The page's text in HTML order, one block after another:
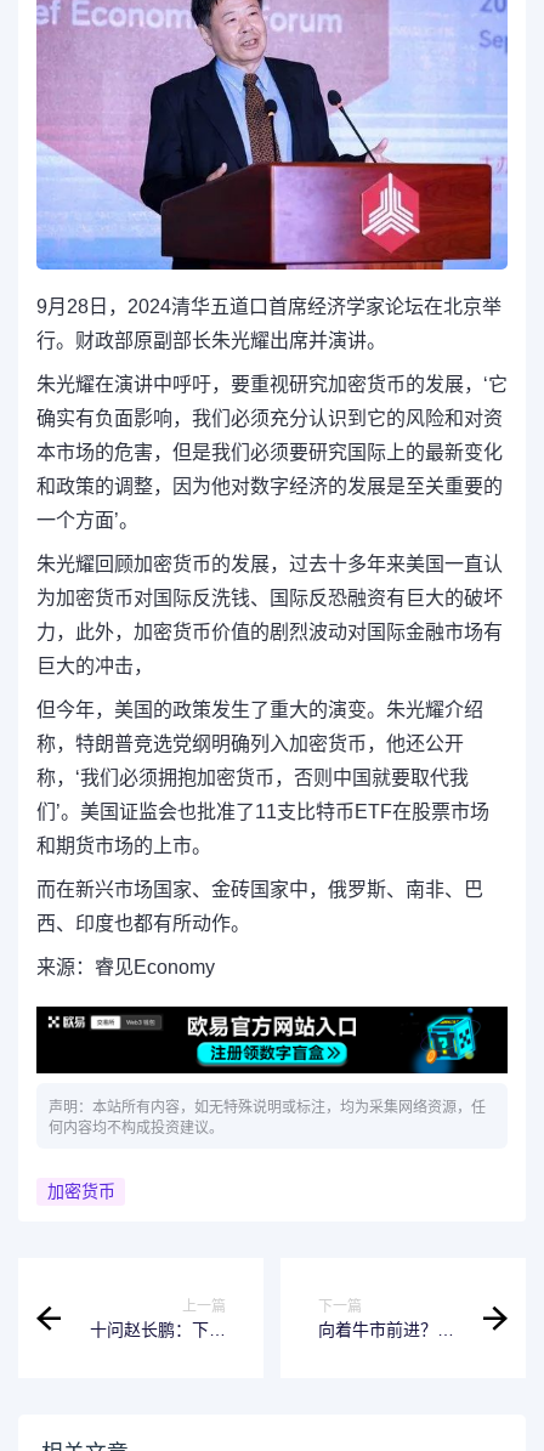
9月28日，2024清华五道口首席经济学家论坛在北京举
行。财政部原副部长朱光耀出席并演讲。
朱光耀在演讲中呼吁，要重视研究加密货币的发展，‘它
确实有负面影响，我们必须充分认识到它的风险和对资
本市场的危害，但是我们必须要研究国际上的最新变化
和政策的调整，因为他对数字经济的发展是至关重要的
一个方面’。
朱光耀回顾加密货币的发展，过去十多年来美国一直认
为加密货币对国际反洗钱、国际反恐融资有巨大的破坏
力，此外，加密货币价值的剧烈波动对国际金融市场有
巨大的冲击，
但今年，美国的政策发生了重大的演变。朱光耀介绍
称，特朗普竞选党纲明确列入加密货币，他还公开
称，‘我们必须拥抱加密货币，否则中国就要取代我
们’。美国证监会也批准了11支比特币ETF在股票市场
和期货市场的上市。
而在新兴市场国家、金砖国家中，俄罗斯、南非、巴
西、印度也都有所动作。
来源：睿见Economy
声明：本站所有内容，如无特殊说明或标注，均为采集网络资源，任
何内容均不构成投资建议。
加密货币
上一篇
十问赵长鹏：下一
下一篇
向着牛市前进？中